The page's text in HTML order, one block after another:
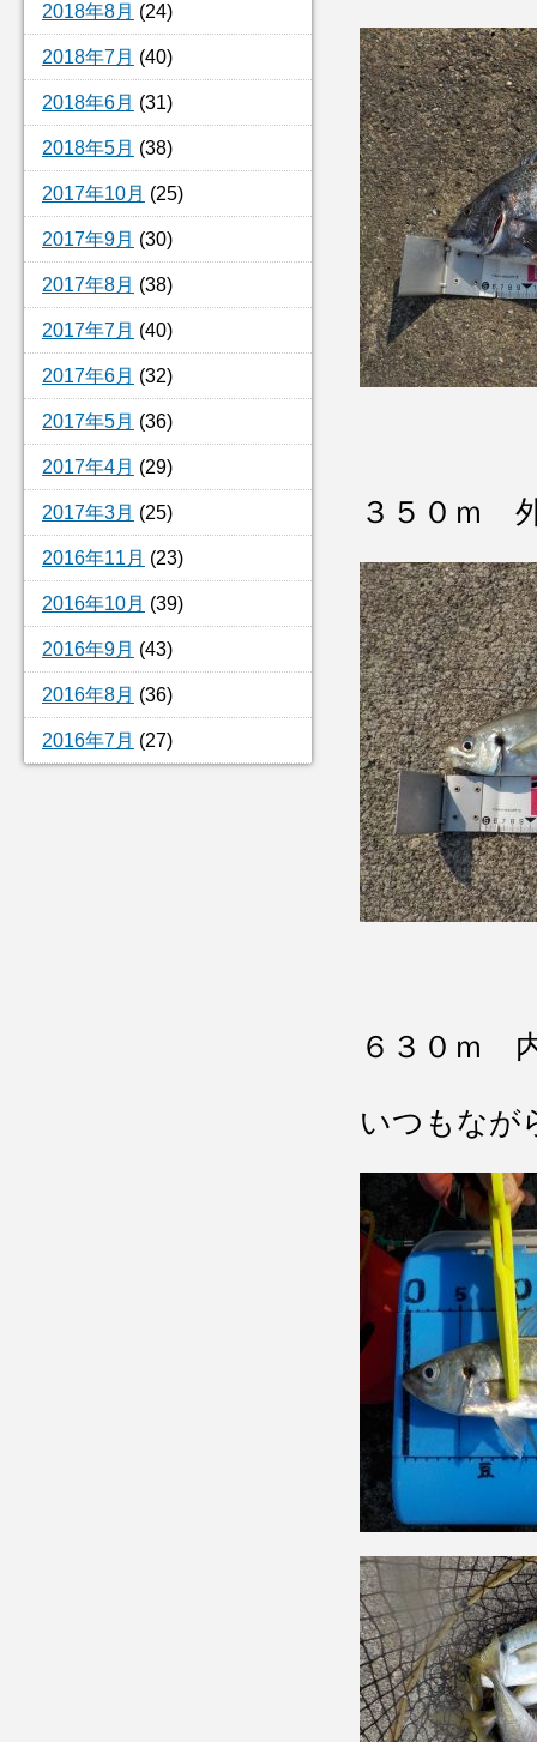
2018年8月 (24)
2018年7月 (40)
2018年6月 (31)
2018年5月 (38)
2017年10月 (25)
2017年9月 (30)
2017年8月 (38)
2017年7月 (40)
2017年6月 (32)
2017年5月 (36)
2017年4月 (29)
2017年3月 (25)
2016年11月 (23)
2016年10月 (39)
2016年9月 (43)
2016年8月 (36)
2016年7月 (27)
３５０ｍ
６３０ｍ
いつもなが